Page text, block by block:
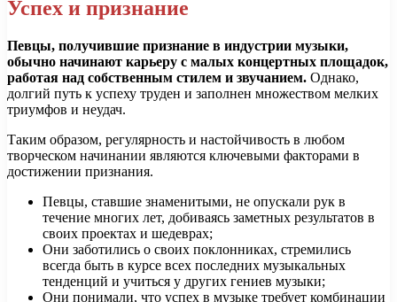
Успех и признание
Певцы, получившие признание в индустрии музыки,
обычно начинают карьеру с малых концертных площадок,
работая над собственным стилем и звучанием. Однако,
долгий путь к успеху труден и заполнен множеством мелких
триумфов и неудач.
Таким образом, регулярность и настойчивость в любом
творческом начинании являются ключевыми факторами в
достижении признания.
Певцы, ставшие знаменитыми, не опускали рук в
течение многих лет, добиваясь заметных результатов в
своих проектах и шедеврах;
Они заботились о своих поклонниках, стремились
всегда быть в курсе всех последних музыкальных
тенденций и учиться у других гениев музыки;
Они понимали, что успех в музыке требует комбинации